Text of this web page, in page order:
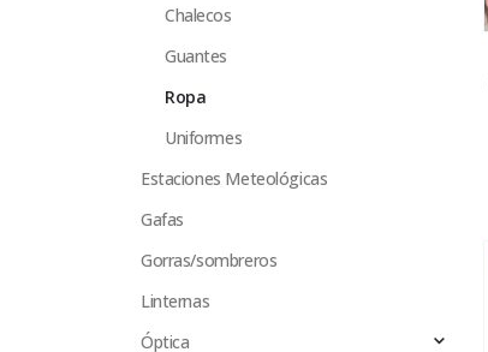
Chalecos
Guantes
Ropa
Uniformes
Estaciones Meteológicas
Gafas
Gorras/sombreros
Linternas
Óptica